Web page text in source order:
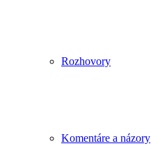
Rozhovory
Komentáre a názory